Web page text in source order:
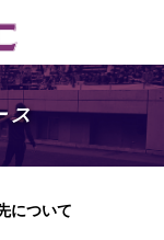
ス
について